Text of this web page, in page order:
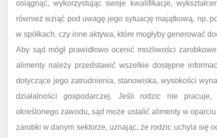
osiągnąć, wykorzystując swoje kwalifikacje,
również wziąć pod uwagę jego sytuację majątkową, np.
w spółkach, czy inne aktywa, które mogłyby generować
Aby sąd mógł prawidłowo ocenić możliwości
alimenty należy przedstawić wszelkie dostępne
dotyczące jego zatrudnienia, stanowiska, wysokości
działalności gospodarczej. Jeśli rodzic nie
określonego zawodu, sąd może ustalić alimenty w
zarobki w danym sektorze, uznając, że rodzic uchyla się